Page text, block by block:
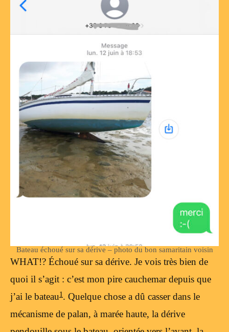
Bateau échoué sur sa dérive – photo du bon samaritain voisin
WHAT!? Échoué sur sa dérive. Je vois très bien de
quoi il s’agit : c’est mon pire cauchemar depuis que
j’ai le bateau1. Quelque chose a dû casser dans le
mécanisme de palan, à marée haute, la dérive